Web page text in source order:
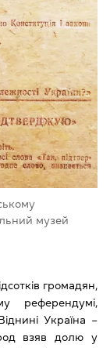
музей
громадян,
референдумі,
Україна –
взяв долю у